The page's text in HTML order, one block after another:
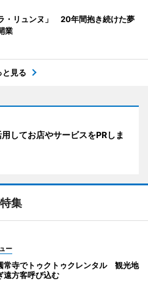
・リュンヌ」 20年間抱き続けた夢
業
と見る
してお店やサービスをPRしま
特集
ー
常寺でトゥクトゥクレンタル 観光地
遠方客呼び込む